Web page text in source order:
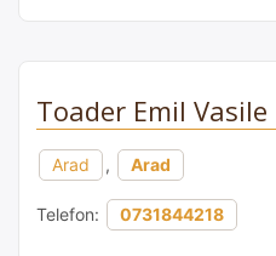
Toader Emil Vasile
Arad , Arad
Telefon: 0731844218